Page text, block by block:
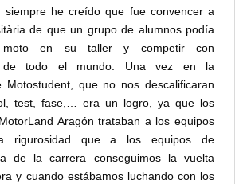
siempre he creído que fue convencer a
de que un grupo de alumnos podía
moto en su taller y competir con
de todo el mundo. Una vez en la
Motostudent, que no nos descalificaran
test, fase,… era un logro, ya que los
Aragón trataban a los equipos
rigurosidad que a los equipos de
de la carrera conseguimos la vuelta
y cuando estábamos luchando con los